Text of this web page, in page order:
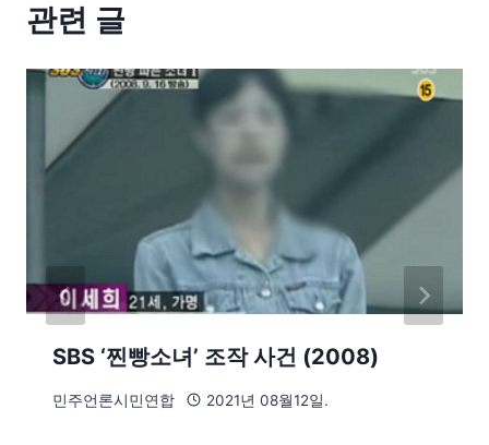
관련 글
SBS ‘찐빵소녀’ 조작 사건 (2008)
민주언론시민연합 2021년 08월12일.